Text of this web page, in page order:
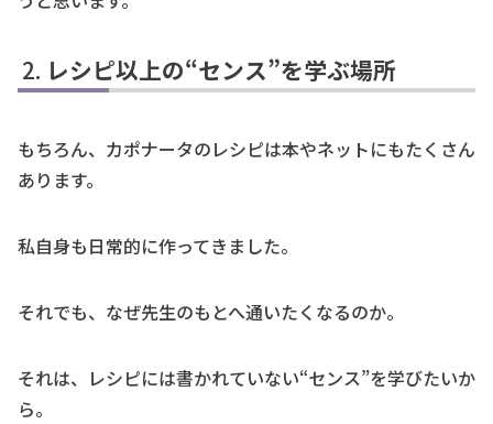
レシピ以上の“センス”を学ぶ場所
もちろん、カポナータのレシピは本やネットにもたくさん
あります。
私自身も日常的に作ってきました。
それでも、なぜ先生のもとへ通いたくなるのか。
それは、レシピには書かれていない“センス”を学びたいか
ら。